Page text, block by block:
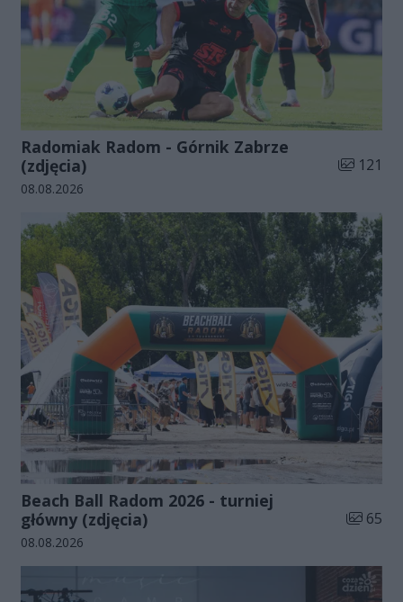
Radomiak Radom - Górnik Zabrze
(zdjęcia)
Liczba
121
Data dodania galerii:
08.08.2026
Beach Ball Radom 2026 - turniej
główny (zdjęcia)
Liczba
65
Data dodania galerii:
08.08.2026